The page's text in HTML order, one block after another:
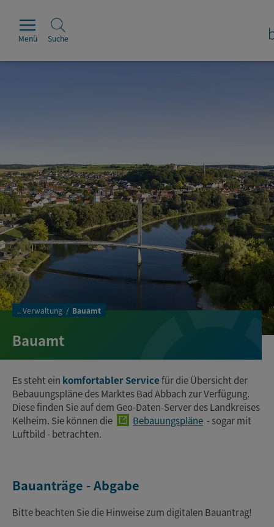
Leben & Wohnen
Wirtschaft & Handel
Menü Suche
.. Verwaltung Bauamt
Bauamt
Es steht ein komfortabler Servicefür die Übersicht der
Bebauungspläne des Marktes Bad Abbach zur Verfügung.
Diese finden Sie auf dem Geo-Daten-Server des Landkreises
Kelheim. Sie können die
Bebauungspläne - sogar mit
Luftbild - betrachten.
Bauanträge - Abgabe
Bitte beachten Sie die Hinweise zum digitalen Bauantrag!